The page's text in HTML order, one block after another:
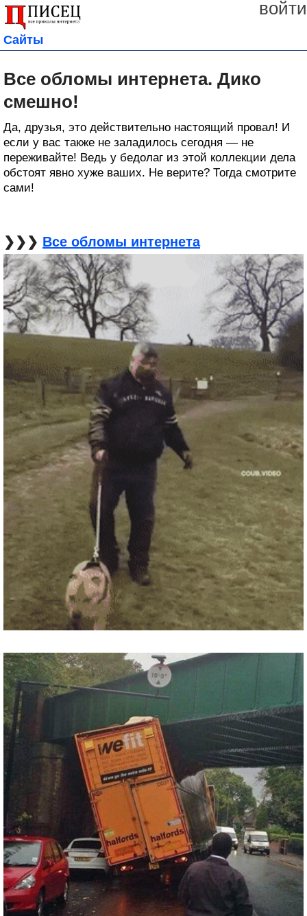
войти
Сайты
Все обломы интернета. Дико
смешно!
Да, друзья, это действительно настоящий провал! И
если у вас также не заладилось сегодня — не
переживайте! Ведь у бедолаг из этой коллекции дела
обстоят явно хуже ваших. Не верите? Тогда смотрите
сами!
❯❯❯ Все обломы интернета